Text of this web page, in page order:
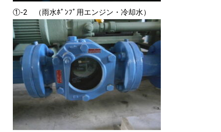
①-2 （雨水ﾎﾟﾝﾌﾟ用エンジン・冷却水）